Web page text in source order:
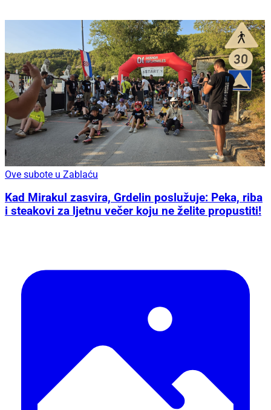
Ove subote u Zablaću
Kad Mirakul zasvira, Grdelin poslužuje: Peka, riba
i steakovi za ljetnu večer koju ne želite propustiti!